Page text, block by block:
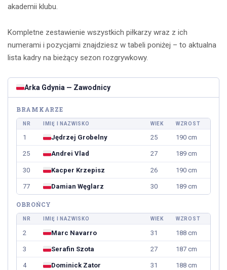
akademii klubu.
Kompletne zestawienie wszystkich piłkarzy wraz z ich
numerami i pozycjami znajdziesz w tabeli poniżej – to aktualna
lista kadry na bieżący sezon rozgrywkowy.
Arka Gdynia — Zawodnicy
BRAMKARZE
NR IMIĘ I NAZWISKO WIEK WZROST
1 Jędrzej Grobelny 25 190 cm
25 Andrei Vlad 27 189 cm
30 Kacper Krzepisz 26 190 cm
77 Damian Węglarz 30 189 cm
OBROŃCY
NR IMIĘ I NAZWISKO WIEK WZROST
2 Marc Navarro 31 188 cm
3 Serafin Szota 27 187 cm
4 Dominick Zator 31 188 cm